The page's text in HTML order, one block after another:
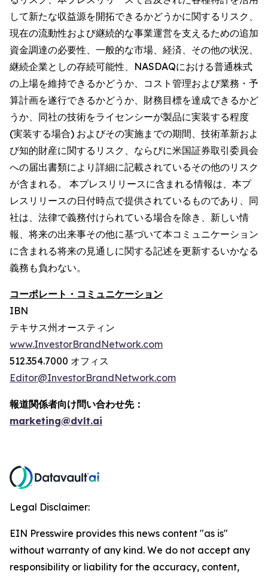
して新たな収益源を開拓できるかどうかに関するリスク、
現在の流動性および継続的な事業運営を支えるための追加
資金調達の必要性、一般的な市場、経済、その他の状況、
継続企業としの存続可能性、NASDAQにおける普通株式
の上場を維持できるかどうか、コスト管理および業務・予
算計画を遂行できるかどうか、財務目標を達成できるかど
うか、同社の技術をライセンシーが製品に実装する程度
(実装する場合) およびその実施までの期間、技術革新およ
び知的財産に関するリスク、ならびに米国証券取引委員会
への届出書類により詳細に記載されているその他のリスク
が含まれる。 本プレスリリースに含まれる情報は、本プ
レスリリースの日付時点で提供されているものであり、同
社は、法律で義務付けられている場合を除き、新しい情
報、将来の出来事その他に基づいて本コミュニケーション
に含まれる将来の見通しに関する記述を更新するいかなる
義務も負わない。
コーポレート・コミュニケーション
IBN
テキサス州オースティン
www.InvestorBrandNetwork.com
512.354.7000 オフィス
Editor@InvestorBrandNetwork.com
報道関係者向け問い合わせ先：
marketing@dvlt.ai
Legal Disclaimer:
EIN Presswire provides this news content "as is"
without warranty of any kind. We do not accept any
responsibility or liability for the accuracy, content,